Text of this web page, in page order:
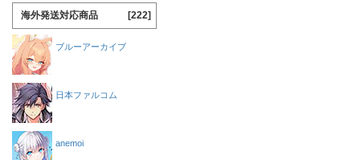
海外発送対応商品 [222]
ブルーアーカイブ
日本ファルコム
anemoi